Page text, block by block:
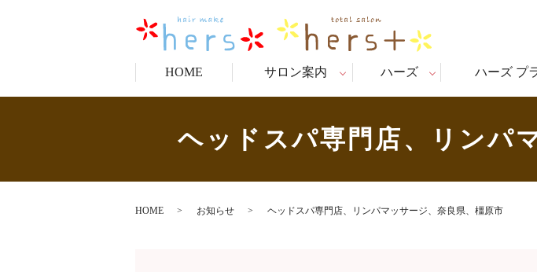
HOME サロン案内 ハーズ ハーズ プ
ヘッドスパ専門店、リンパ
HOME お知らせ ヘッドスパ専門店、リンパマッサージ、奈良県、橿原市